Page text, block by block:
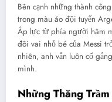
Bên cạnh những thành
trong màu áo đội tuyển
Áp lực từ phía người hâm
đôi vai nhỏ bé của Messi
nhiên, anh vẫn luôn cố
mình.
Những Thăng